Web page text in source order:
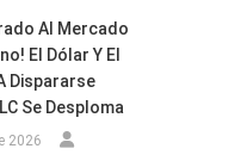
Al Mercado
El Dólar Y El
Dispararse
Se Desploma
2026